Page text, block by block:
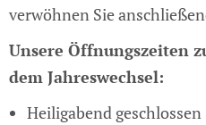
verwöhnen Sie
Unsere Öffnungszeiten
dem Jahreswechsel:
Heiligabend geschlossen